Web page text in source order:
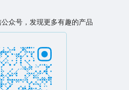
众号，发现更多有趣的产品